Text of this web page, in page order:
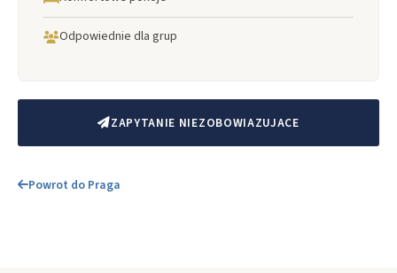
Odpowiednie dla grup
ZAPYTANIE NIEZOBOWIAZUJACE
Powrot do Praga